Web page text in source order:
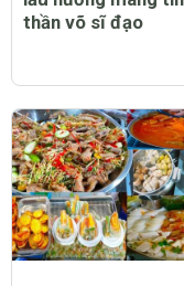
thần võ sĩ đạo